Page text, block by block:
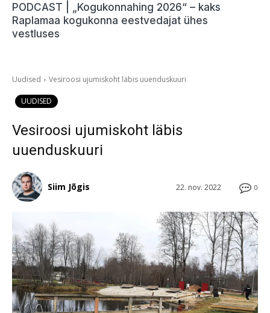
PODCAST | „Kogukonnahing 2026“ – kaks
Raplamaa kogukonna eestvedajat ühes
vestluses